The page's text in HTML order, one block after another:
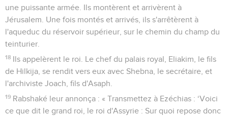
une puissante armée. Ils montèrent et arrivèrent à
Jérusalem. Une fois montés et arrivés, ils s'arrêtèrent à
l'aqueduc du réservoir supérieur, sur le chemin du champ du
teinturier.
18 Ils appelèrent le roi. Le chef du palais royal, Eliakim, le fils
de Hilkija, se rendit vers eux avec Shebna, le secrétaire, et
l'archiviste Joach, fils d'Asaph.
19 Rabshaké leur annonça : « Transmettez à Ezéchias : ‘Voici
ce que dit le grand roi, le roi d'Assyrie : Sur quoi repose donc